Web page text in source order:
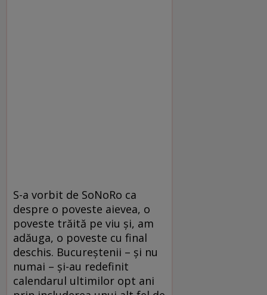
S-a vorbit de SoNoRo ca
despre o poveste aievea, o
poveste trăită pe viu şi, am
adăuga, o poveste cu final
deschis. Bucureştenii – şi nu
numai – şi-au redefinit
calendarul ultimilor opt ani